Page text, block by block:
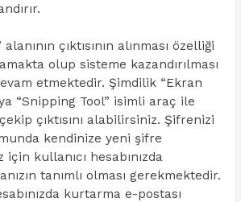
çıktısının alınması özelliği
olup sisteme kazandırılması
etmektedir. Şimdilik “Ekran
“Snipping Tool” isimli araç ile
çıktısını alabilirsiniz. Şifrenizi
kendinize yeni şifre
kullanıcı hesabınızda
tanımlı olması gerekmektedir.
kurtarma e-postası